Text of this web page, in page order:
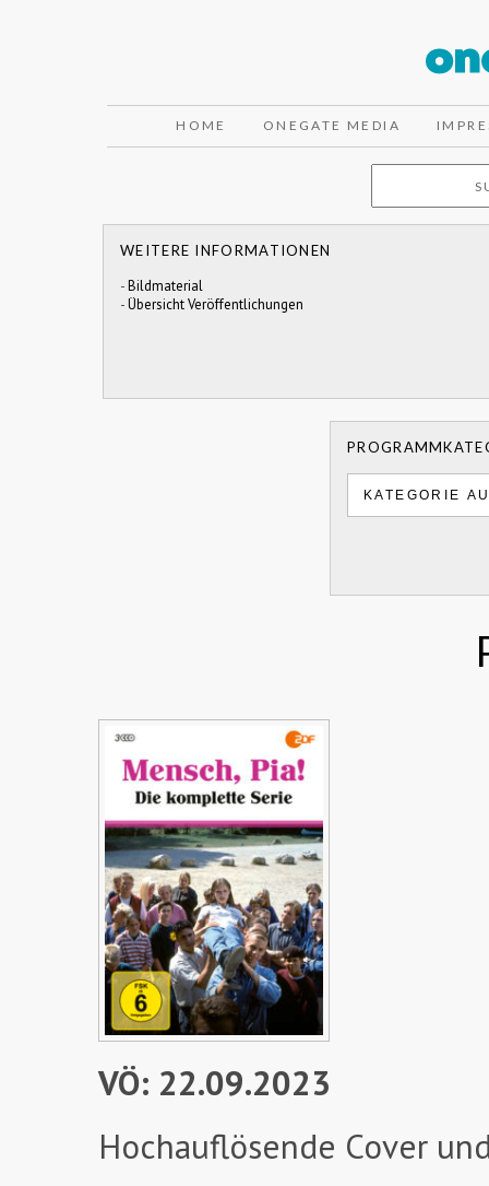
HOME ONEGATE MEDIA
WEITERE INFORMATIONEN
-Bildmaterial
-Übersicht Veröffentlichungen
VÖ: 22.09.2023
Hochauflösende Cover